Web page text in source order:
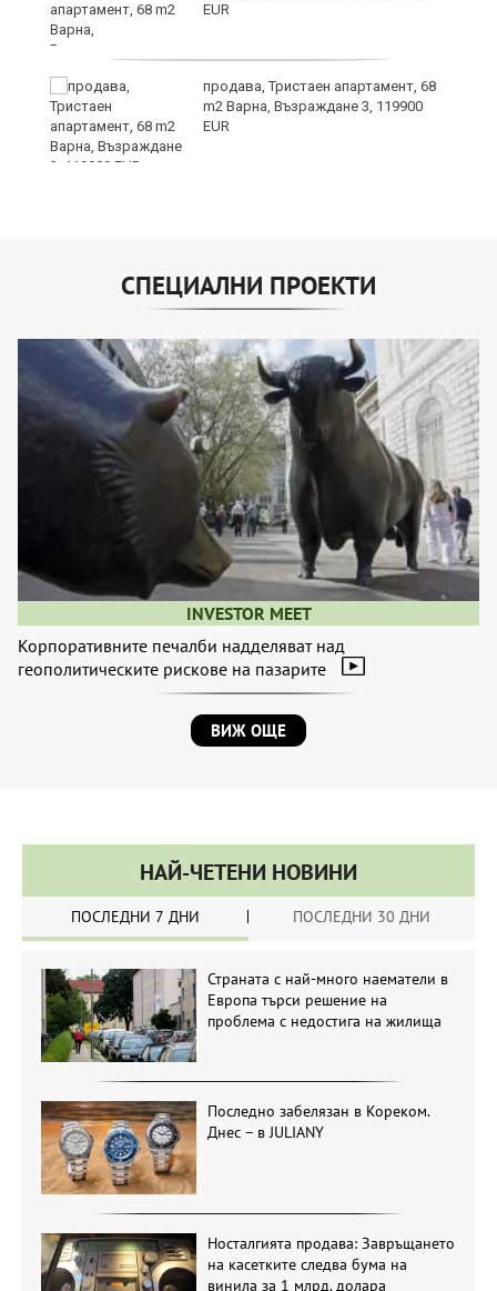
EUR
продава, Тристаен апартамент, 68
m2 Варна, Възраждане 3, 119900
EUR
СПЕЦИАЛНИ ПРОЕКТИ
INVESTOR MEET
Корпоративните печалби надделяват над
геополитическите рискове на пазарите
ВИЖ ОЩЕ
НАЙ-ЧЕТЕНИ НОВИНИ
ПОСЛЕДНИ 7 ДНИ ПОСЛЕДНИ 30 ДНИ
Страната с най-много наематели в
Европа търси решение на
проблема с недостига на жилища
Последно забелязан в Кореком.
Днес – в JULIANY
Носталгията продава: Завръщането
на касетките следва бума на
винила за 1 млрд. долара